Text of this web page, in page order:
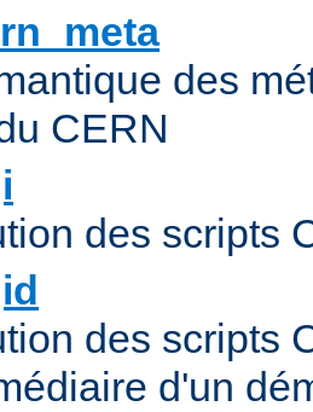
des
CERN
des scripts
des scripts
d'un